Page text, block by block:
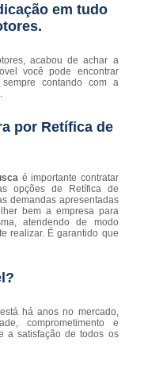
em tudo
acabou de achar a
você pode encontrar
contando com a
por Retífica de
é importante contratar
opções de Retífica de
demandas apresentadas
bem a empresa para
atendendo de modo
realizar. É garantido que
há anos no mercado,
comprometimento e
a satisfação de todos os